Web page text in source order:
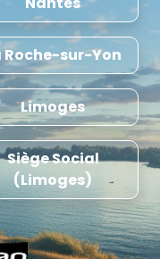
Roche-sur-Yon
Limoges
Siège Social
(Limoges)